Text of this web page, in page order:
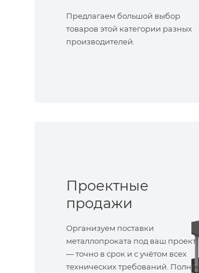
Предлагаем большой выбор
товаров этой категории разных
производителей.
Проектные
продажи
Организуем поставки
металлопроката под ваш проект
— точно в срок и с учётом всех
технических требований. Полное